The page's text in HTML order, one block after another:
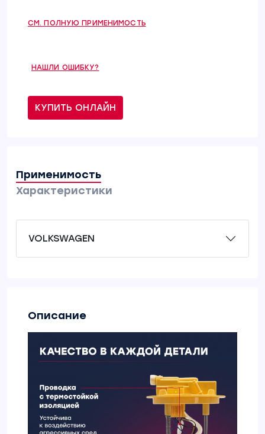
СМ. ПОЛНУЮ ПРИМЕНИМОСТЬ
НАШЛИ ОШИБКУ?
КУПИТЬ ОНЛАЙН
Применимость
Характеристики
VOLKSWAGEN
Описание